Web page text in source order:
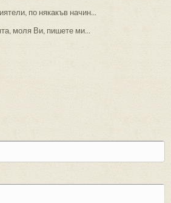
по някакъв начин...
моля Ви, пишете ми...